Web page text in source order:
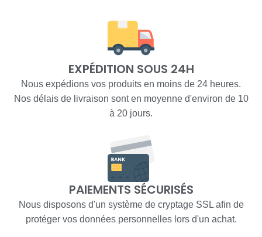
EXPÉDITION SOUS 24H
Nous expédions vos produits en moins de 24 heures.
Nos délais de livraison sont en moyenne d'environ de 10
à 20 jours.
PAIEMENTS SÉCURISÉS
Nous disposons d'un système de cryptage SSL afin de
protéger vos données personnelles lors d'un achat.